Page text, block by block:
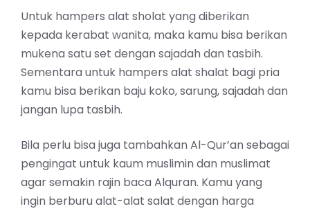
Untuk hampers alat sholat yang diberikan
kepada kerabat wanita, maka kamu bisa berikan
mukena satu set dengan sajadah dan tasbih.
Sementara untuk hampers alat shalat bagi pria
kamu bisa berikan baju koko, sarung, sajadah dan
jangan lupa tasbih.
Bila perlu bisa juga tambahkan Al-Qur’an sebagai
pengingat untuk kaum muslimin dan muslimat
agar semakin rajin baca Alquran. Kamu yang
ingin berburu alat-alat salat dengan harga